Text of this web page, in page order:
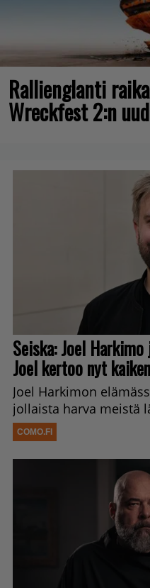
Rallienglanti
Wreckfest 2:n